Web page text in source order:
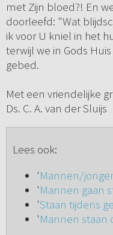
met Zijn bloed?! En
doorleefd: "Wat
ik voor U kniel in het
terwijl we in Gods
gebed.
Met een vriendelijke
Ds. C. A. van der Sluijs
Lees ook:
'Mannen/
'Mannen gaan
'Staan tijdens
'Mannen staan